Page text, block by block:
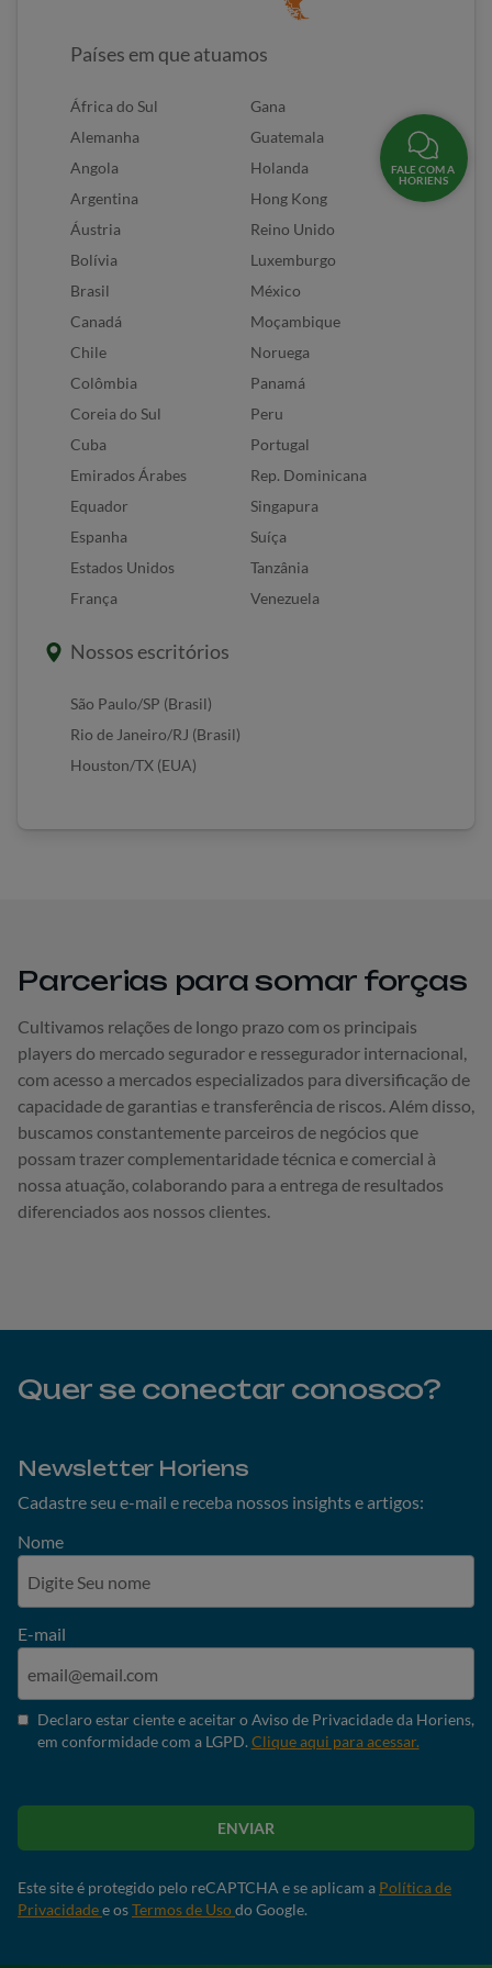
Países em que atuamos
África do Sul
Alemanha
Angola
Argentina
Áustria
Bolívia
Brasil
Canadá
Chile
Colômbia
Coreia do Sul
Cuba
Emirados Árabes
Equador
Espanha
Estados Unidos
França
Gana
Guatemala
Holanda
Hong Kong
Reino Unido
Luxemburgo
México
Moçambique
Noruega
Panamá
Peru
Portugal
Rep. Dominicana
Singapura
Suíça
Tanzânia
Venezuela
Nossos escritórios
São Paulo/SP (Brasil)
Rio de Janeiro/RJ (Brasil)
Houston/TX (EUA)
Parcerias para somar forças
Cultivamos relações de longo prazo com os principais
players do mercado segurador e ressegurador internacional,
com acesso a mercados especializados para diversificação de
capacidade de garantias e transferência de riscos. Além disso,
buscamos constantemente parceiros de negócios que
possam trazer complementaridade técnica e comercial à
nossa atuação, colaborando para a entrega de resultados
diferenciados aos nossos clientes.
FALE COM A
HORIENS
Quer se conectar conosco?
Newsletter Horiens
Cadastre seu e-mail e receba nossos insights e artigos:
Nome
E-mail
Declaro estar ciente e aceitar o Aviso de Privacidade da Horiens,
em conformidade com a LGPD. Clique aqui para acessar.
ENVIAR
Este site é protegido pelo reCAPTCHA e se aplicam a Política de
Privacidadee osTermos de Usodo Google.